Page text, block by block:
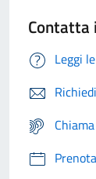
Contatta
Leggi